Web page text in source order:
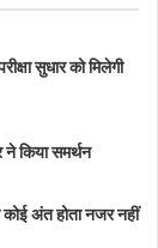
सुधार को मिलेगी
किया समर्थन
अंत होता नजर नहीं